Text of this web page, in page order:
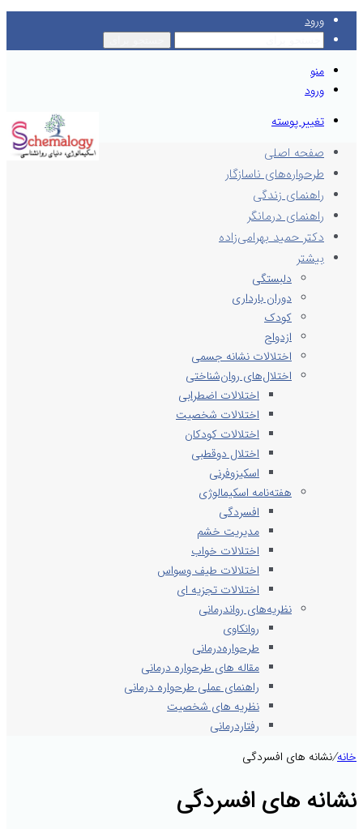
ورود
منو
ورود
تغییر پوسته
صفحه اصلی
طرحواره‌های ناسازگار
راهنمای زندگی
راهنمای درمانگر
دکتر حمید بهرامی‌زاده
بیشتر
دلبستگی
دوران بارداری
کودک
ازدواج
اختلالات نشانه جسمی
اختلال‌های روان‌شناختی
اختلالات اضطرابی
اختلالات شخصیت
اختلالات کودکان
اختلال دوقطبی
اسکیزوفرنی
هفته‌نامه اسکیمالوژی
افسردگی
مدیریت خشم
اختلالات خواب
اختلالات طیف وسواس
اختلالات تجزیه ای
نظریه‌های رواندرمانی
روانکاوی
طرحواره‌درمانی
مقاله های طرحواره درمانی
راهنمای عملی طرحواره درمانی
نظریه های شخصیت
رفتاردرمانی
خانه/نشانه های افسردگی
نشانه های افسردگی